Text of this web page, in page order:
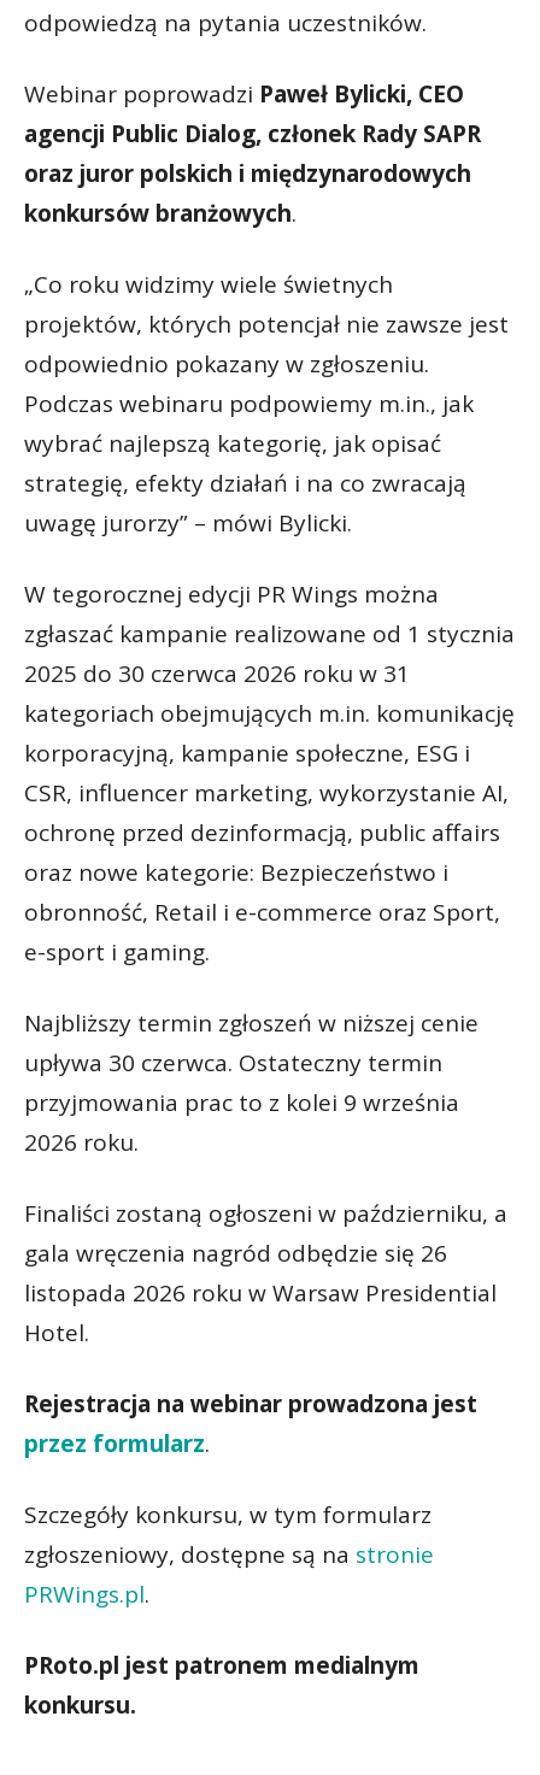
odpowiedzą na pytania uczestników.
Webinar poprowadzi Paweł Bylicki, CEO
agencji Public Dialog, członek Rady SAPR
oraz juror polskich i międzynarodowych
konkursów branżowych.
„Co roku widzimy wiele świetnych
projektów, których potencjał nie zawsze jest
odpowiednio pokazany w zgłoszeniu.
Podczas webinaru podpowiemy m.in., jak
wybrać najlepszą kategorię, jak opisać
strategię, efekty działań i na co zwracają
uwagę jurorzy” – mówi Bylicki.
W tegorocznej edycji PR Wings można
zgłaszać kampanie realizowane od 1 stycznia
2025 do 30 czerwca 2026 roku w 31
kategoriach obejmujących m.in. komunikację
korporacyjną, kampanie społeczne, ESG i
CSR, influencer marketing, wykorzystanie AI,
ochronę przed dezinformacją, public affairs
oraz nowe kategorie: Bezpieczeństwo i
obronność, Retail i e-commerce oraz Sport,
e-sport i gaming.
Najbliższy termin zgłoszeń w niższej cenie
upływa 30 czerwca. Ostateczny termin
przyjmowania prac to z kolei 9 września
2026 roku.
Finaliści zostaną ogłoszeni w październiku, a
gala wręczenia nagród odbędzie się 26
listopada 2026 roku w Warsaw Presidential
Hotel.
Rejestracja na webinar prowadzona jest
przez formularz.
Szczegóły konkursu, w tym formularz
zgłoszeniowy, dostępne są na stronie
PRWings.pl.
PRoto.pl jest patronem medialnym
konkursu.